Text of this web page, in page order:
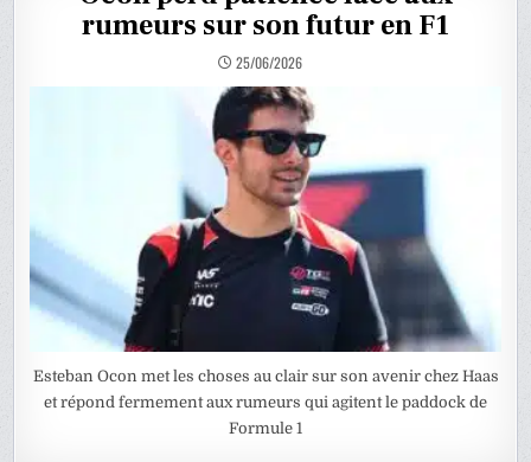
rumeurs sur son futur en F1
25/06/2026
Esteban Ocon met les choses au clair sur son avenir chez Haas
et répond fermement aux rumeurs qui agitent le paddock de
Formule 1